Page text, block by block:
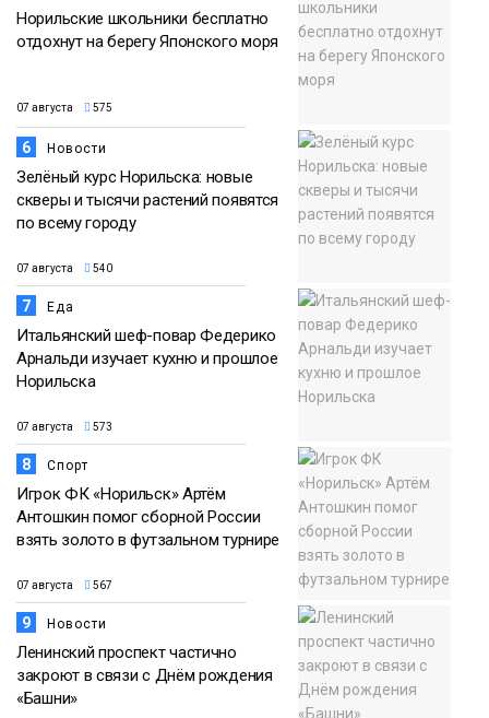
Норильские школьники бесплатно
отдохнут на берегу Японского моря
07 августа 575
6 Новости
Зелёный курс Норильска: новые
скверы и тысячи растений появятся
по всему городу
07 августа 540
7 Еда
Итальянский шеф-повар Федерико
Арнальди изучает кухню и прошлое
Норильска
07 августа 573
8 Спорт
Игрок ФК «Норильск» Артём
Антошкин помог сборной России
взять золото в футзальном турнире
07 августа 567
9 Новости
Ленинский проспект частично
закроют в связи с Днём рождения
«Башни»